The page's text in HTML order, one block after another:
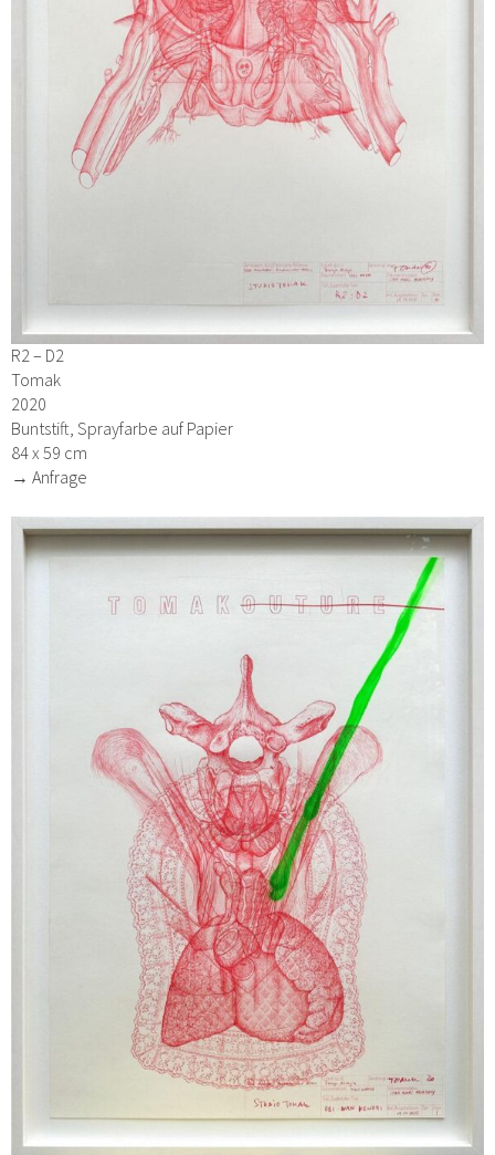
R2 – D2
Tomak
2020
Buntstift, Sprayfarbe auf Papier
84 x 59 cm
→ Anfrage